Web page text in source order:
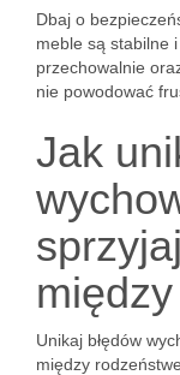
Dbaj o
meble są stabilne
przechowalnie
nie powodować
Jak
Unikaj błędów
między